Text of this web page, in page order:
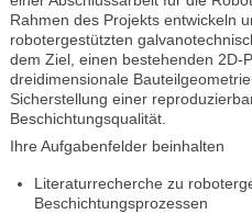
Rahmen des Projekts entwickeln
robotergestützten
dem Ziel, einen bestehenden 2D-
dreidimensionale
Sicherstellung einer
Beschichtungsqualität.
Ihre Aufgabenfelder beinhalten
Literaturrecherche zu
Beschichtungsprozessen